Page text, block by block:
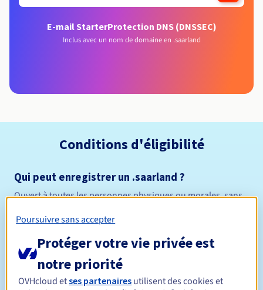
E-mail StarterProtection DNS (DNSSEC)
Inclus avec un nom de domaine en .saarland
Conditions d'éligibilité
Qui peut enregistrer un .saarland ?
Ouvert à toutes les personnes physiques ou morales, sans
Durée de réservation
Poursuivre sans accepter
Protéger votre vie privée est
notre priorité
OVHcloud etses partenaires utilisent des cookies et